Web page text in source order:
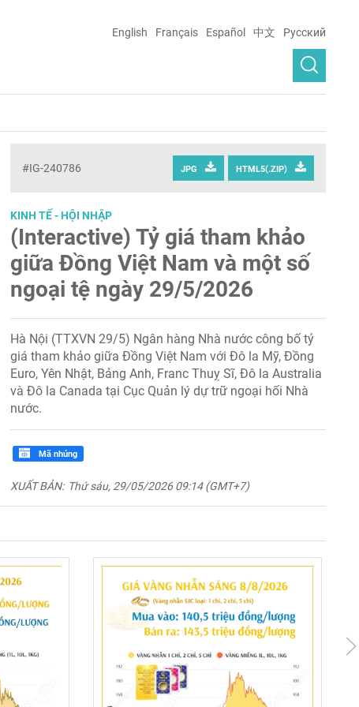
English Français Español 中文 Русский
#IG-240786 JPG HTML5(.ZIP)
KINH TẾ - HỘI NHẬP
(Interactive) Tỷ giá tham khảo
giữa Đồng Việt Nam và một số
ngoại tệ ngày 29/5/2026
Hà Nội (TTXVN 29/5) Ngân hàng Nhà nước công bố tỷ
giá tham khảo giữa Đồng Việt Nam với Đô la Mỹ, Đồng
Euro, Yên Nhật, Bảng Anh, Franc Thuỵ Sĩ, Đô la Australia
và Đô la Canada tại Cục Quản lý dự trữ ngoại hối Nhà
nước.
Mã nhúng
XUẤT BẢN: Thứ sáu, 29/05/2026 09:14 (GMT+7)